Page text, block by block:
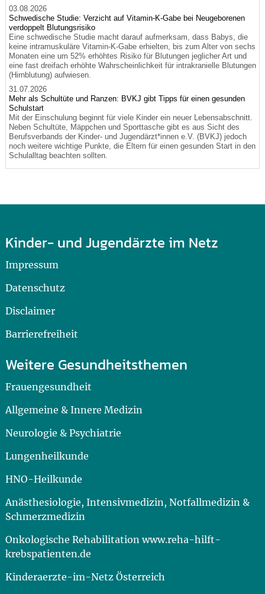
03.08.2026
Schwedische Studie: Verzicht auf Vitamin-K-Gabe bei Neugeborenen
verdoppelt Blutungsrisiko
Eine schwedische Studie macht darauf aufmerksam, dass Babys, die
keine intramuskuläre Vitamin-K-Gabe erhielten, bis zum Alter von sechs
Monaten eine um 52% erhöhtes Risiko für Blutungen jeglicher Art und
eine fast dreifach erhöhte Wahrscheinlichkeit für intrakranielle Blutungen
(Hirnblutung) aufwiesen.
31.07.2026
Mehr als Schultüte und Ranzen: BVKJ gibt Tipps für einen gesunden
Schulstart
Mit der Einschulung beginnt für viele Kinder ein neuer Lebensabschnitt.
Neben Schultüte, Mäppchen und Sporttasche gibt es aus Sicht des
Berufsverbands der Kinder- und Jugendärzt*innen e.V. (BVKJ) jedoch
noch weitere wichtige Punkte, die Eltern für einen gesunden Start in den
Schulalltag beachten sollten.
Kinder- und Jugendärzte im Netz
Impressum
Datenschutz
Disclaimer
Barrierefreiheit
Weitere Gesundheitsthemen
Frauengesundheit
Allgemeine & Innere Medizin
Neurologie & Psychiatrie
Lungenheilkunde
HNO-Heilkunde
Anästhesiologie, Intensivmedizin, Notfallmedizin &
Schmerzmedizin
Onkologische Rehabilitation www.reha-hilft-
krebspatienten.de
Kinderaerzte-im-Netz Österreich